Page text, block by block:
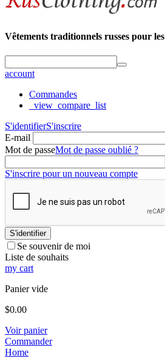
Vêtements traditionnels russes pour
account
Commandes
_view_compare_list
S'identifierS'inscrire
E-mail
Mot de passeMot de passe oublié ?
S'inscrire pour un nouveau compte
S'identifier
Se souvenir de moi
Liste de souhaits
my cart
Panier vide
$0.00
Voir panier
Commander
Home